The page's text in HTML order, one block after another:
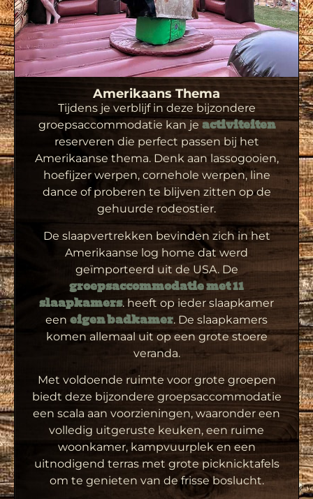
Amerikaans Thema
Tijdens je verblijf in deze bijzondere
groepsaccommodatie kan je activiteiten
reserveren die perfect passen bij het
Amerikaanse thema. Denk aan lassogooien,
hoefijzer werpen, cornehole werpen, line
dance of proberen te blijven zitten op de
gehuurde rodeostier.
De slaapvertrekken bevinden zich in het
Amerikaanse log home dat werd
geïmporteerd uit de USA. De
groepsaccommodatie met 11
slaapkamers. heeft op ieder slaapkamer
een eigen badkamer. De slaapkamers
komen allemaal uit op een grote stoere
veranda.
Met voldoende ruimte voor grote groepen
biedt deze bijzondere groepsaccommodatie
een scala aan voorzieningen, waaronder een
volledig uitgeruste keuken, een ruime
woonkamer, kampvuurplek en een
uitnodigend terras met grote picknicktafels
om te genieten van de frisse boslucht.